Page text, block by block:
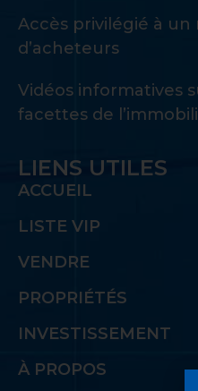
Accès privilégié à un
d’acheteurs
Vidéos informatives
facettes de
LIENS UTILES
ACCUEIL
LISTE VIP
VENDRE
PROPRIÉTÉS
INVESTISSEMENT
À PROPOS